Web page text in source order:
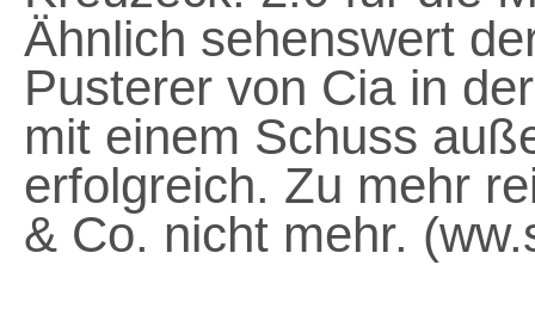
Ähnlich sehenswert
Pusterer von Cia in
mit einem Schuss
erfolgreich. Zu mehr
& Co. nicht mehr.